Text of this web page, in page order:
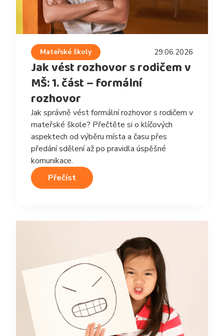
Mateřské školy 29.06.2026
Jak vést rozhovor s rodičem v
MŠ: 1. část – formální
rozhovor
Jak správně vést formální rozhovor s rodičem v
mateřské škole? Přečtěte si o klíčových
aspektech od výběru místa a času přes
předání sdělení až po pravidla úspěšné
komunikace.
Přečíst